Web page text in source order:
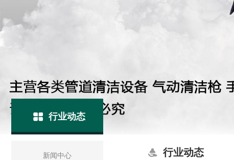
行业动态
新闻中心 行业动态